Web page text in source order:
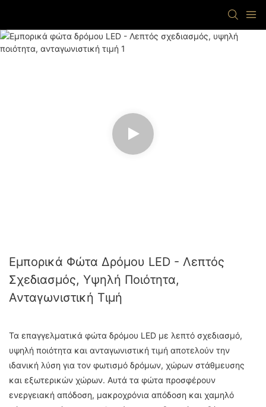
Εμπορικά Φώτα Δρόμου LED - Λεπτός
Σχεδιασμός, Υψηλή Ποιότητα,
Ανταγωνιστική Τιμή
Τα επαγγελματικά φώτα δρόμου LED με λεπτό σχεδιασμό,
υψηλή ποιότητα και ανταγωνιστική τιμή αποτελούν την
ιδανική λύση για τον φωτισμό δρόμων, χώρων στάθμευσης
και εξωτερικών χώρων. Αυτά τα φώτα προσφέρουν
ενεργειακή απόδοση, μακροχρόνια απόδοση και χαμηλό